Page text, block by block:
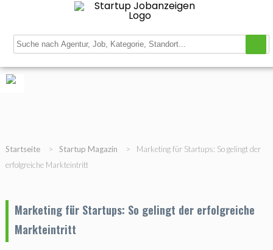
Startup Stellenbörse
Magazin
Registrieren
Login
Startseite > Startup Magazin >
Marketing für Startups: So gelingt der
erfolgreiche Markteintritt
Marketing für Startups: So gelingt der erfolgreiche
Markteintritt